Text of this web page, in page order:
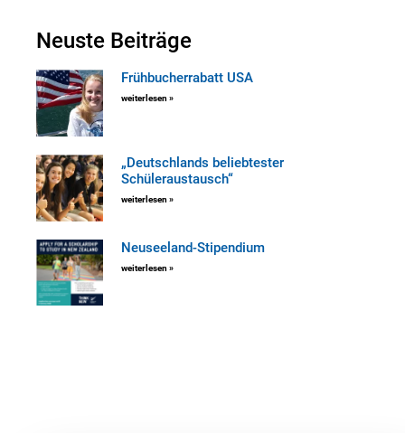
Neuste Beiträge
Frühbucherrabatt USA
weiterlesen »
„Deutschlands beliebtester
Schüleraustausch“
weiterlesen »
Neuseeland-Stipendium
weiterlesen »